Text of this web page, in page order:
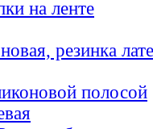
на ленте
резинка
полосой